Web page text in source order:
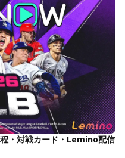
・対戦カード・Lemino配信